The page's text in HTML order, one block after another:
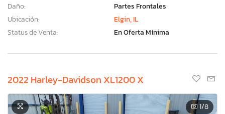
Daño:
Partes Frontales
Ubicación:
Elgin, IL
Status de Venta:
En Oferta Mínima
2022 Harley-Davidson XL1200 X
1/8